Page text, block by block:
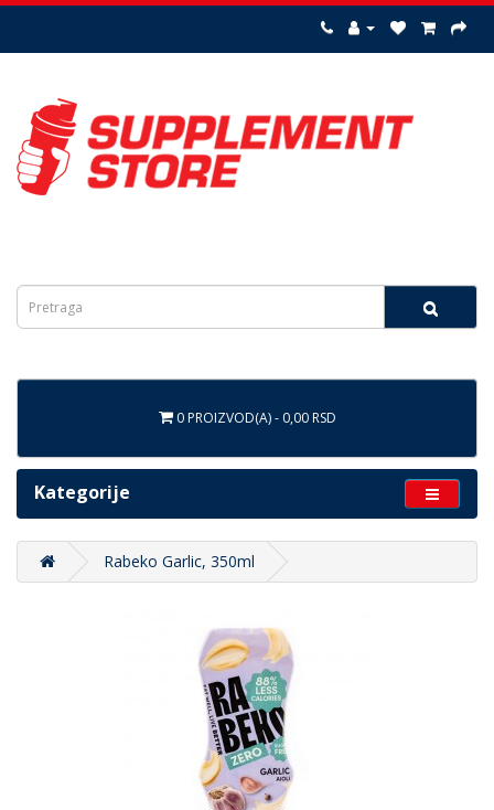
0 PROIZVOD(A) - 0,00 RSD
Kategorije
Rabeko Garlic, 350ml